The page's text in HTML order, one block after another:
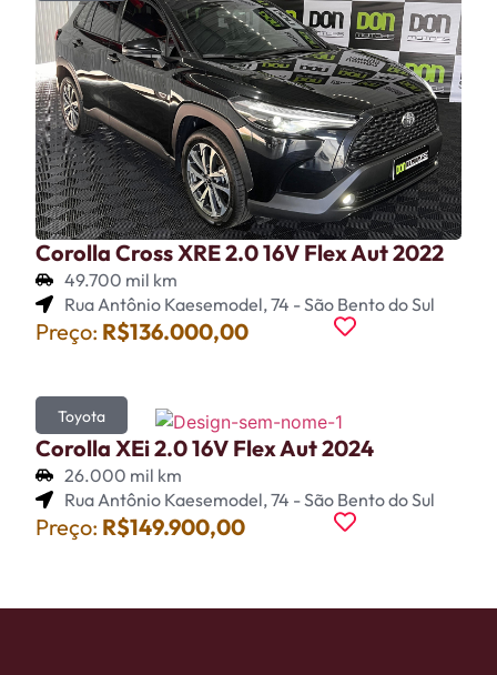
Corolla Cross XRE 2.0 16V Flex Aut 2022
49.700 mil km
Rua Antônio Kaesemodel, 74 - São Bento do Sul
Preço: R$136.000,00
Toyota
Corolla XEi 2.0 16V Flex Aut 2024
26.000 mil km
Rua Antônio Kaesemodel, 74 - São Bento do Sul
Preço: R$149.900,00